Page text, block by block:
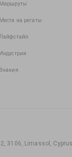
Маршруты
Места на регаты
Индустрия
Знания
3106, Limassol,